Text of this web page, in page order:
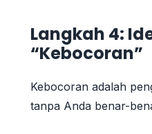
Langkah 4:
“Kebocoran”
Kebocoran adalah
tanpa Anda benar-